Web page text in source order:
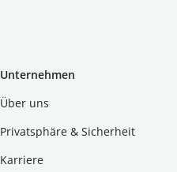
Unternehmen
Über uns
Privatsphäre & Sicherheit
Karriere